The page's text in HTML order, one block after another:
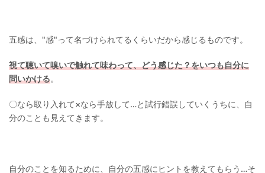
五感は、"感"って名づけられてるくらいだから感じるものです。
視て聴いて嗅いで触れて味わって、どう感じた？をいつも自分に
問いかける。
〇なら取り入れて×なら手放して…と試行錯誤していくうちに、自
分のことも見えてきます。
自分のことを知るために、自分の五感にヒントを教えてもらう…そ